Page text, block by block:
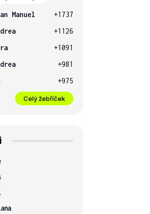
Manuel
+1737
+1126
+1091
+981
+975
Celý žebříček